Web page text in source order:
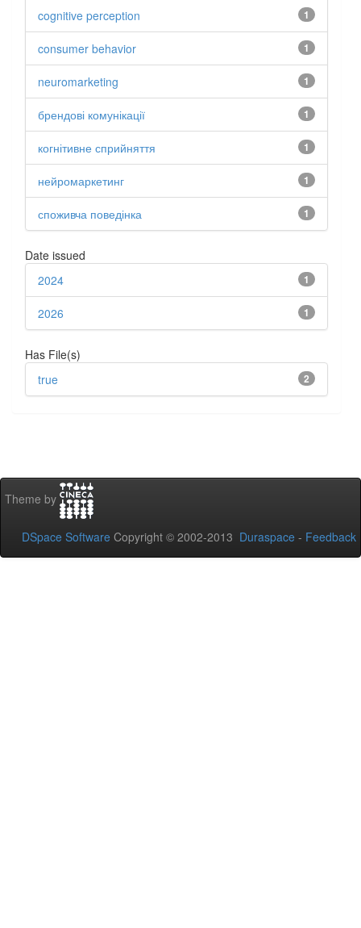
1
cognitive perception
1
consumer behavior
1
neuromarketing
1
брендові комунікації
1
когнітивне сприйняття
1
нейромаркетинг
1
споживча поведінка
Date issued
1
2024
1
2026
Has File(s)
2
true
Theme by
DSpace Software Copyright © 2002-2013 Duraspace - Feedback